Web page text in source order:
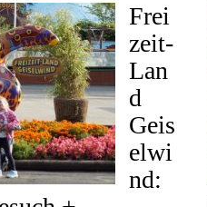
Frei
zeit-
Lan
d
Geis
elwi
nd: